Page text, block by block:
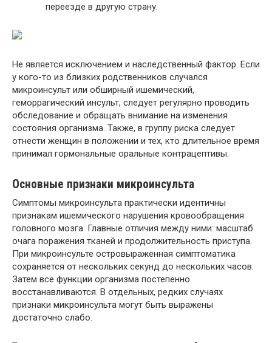
переезде в другую страну.
Не является исключением и наследственный фактор. Если
у кого-то из близких родственников случался
микроинсульт или обширный ишемический,
геморрагический инсульт, следует регулярно проводить
обследование и обращать внимание на изменения
состояния организма. Также, в группу риска следует
отнести женщин в положении и тех, кто длительное время
принимал гормональные оральные контрацептивы.
Основные признаки микроинсульта
Симптомы микроинсульта практически идентичны
признакам ишемического нарушения кровообращения
головного мозга. Главные отличия между ними: масштаб
очага поражения тканей и продолжительность приступа.
При микроинсульте островыраженная симптоматика
сохраняется от нескольких секунд до нескольких часов.
Затем все функции организма постепенно
восстанавливаются. В отдельных, редких случаях
признаки микроинсульта могут быть выражены
достаточно слабо.